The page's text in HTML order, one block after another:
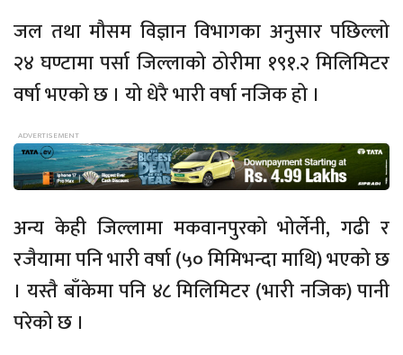
जल तथा मौसम विज्ञान विभागका अनुसार पछिल्लो
२४ घण्टामा पर्सा जिल्लाको ठोरीमा १९१.२ मिलिमिटर
वर्षा भएको छ । यो धेरै भारी वर्षा नजिक हो ।
अन्य केही जिल्लामा मकवानपुरको भोर्लेनी, गढी र
रजैयामा पनि भारी वर्षा (५० मिमिभन्दा माथि) भएको छ
। यस्तै बाँकेमा पनि ४८ मिलिमिटर (भारी नजिक) पानी
परेको छ ।